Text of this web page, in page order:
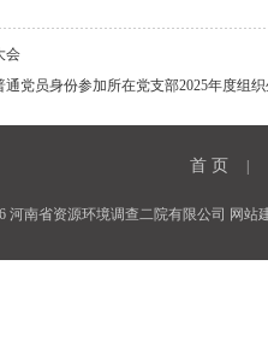
会
党员身份参加所在党支部2025年度组
首 页
河南省资源环境调查二院有限公司 网站